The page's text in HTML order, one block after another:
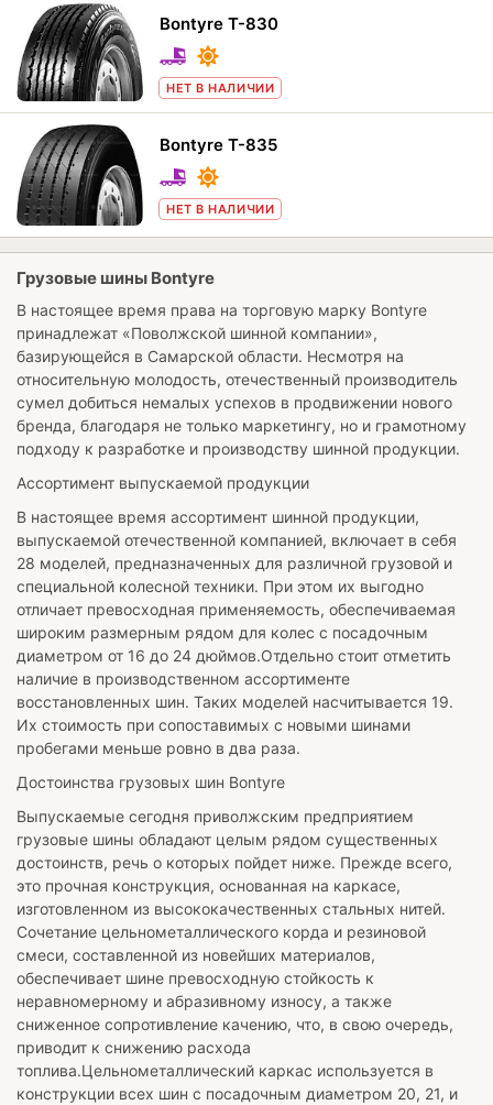
Bontyre T-830
НЕТ В НАЛИЧИИ
Bontyre T-835
НЕТ В НАЛИЧИИ
Грузовые шины Bontyre
В настоящее время права на торговую марку Bontyre
принадлежат «Поволжской шинной компании»,
базирующейся в Самарской области. Несмотря на
относительную молодость, отечественный производитель
сумел добиться немалых успехов в продвижении нового
бренда, благодаря не только маркетингу, но и грамотному
подходу к разработке и производству шинной продукции.
Ассортимент выпускаемой продукции
В настоящее время ассортимент шинной продукции,
выпускаемой отечественной компанией, включает в себя
28 моделей, предназначенных для различной грузовой и
специальной колесной техники. При этом их выгодно
отличает превосходная применяемость, обеспечиваемая
широким размерным рядом для колес с посадочным
диаметром от 16 до 24 дюймов.Отдельно стоит отметить
наличие в производственном ассортименте
восстановленных шин. Таких моделей насчитывается 19.
Их стоимость при сопоставимых с новыми шинами
пробегами меньше ровно в два раза.
Достоинства грузовых шин Bontyre
Выпускаемые сегодня приволжским предприятием
грузовые шины обладают целым рядом существенных
достоинств, речь о которых пойдет ниже. Прежде всего,
это прочная конструкция, основанная на каркасе,
изготовленном из высококачественных стальных нитей.
Сочетание цельнометаллического корда и резиновой
смеси, составленной из новейших материалов,
обеспечивает шине превосходную стойкость к
неравномерному и абразивному износу, а также
сниженное сопротивление качению, что, в свою очередь,
приводит к снижению расхода
топлива.Цельнометаллический каркас используется в
конструкции всех шин с посадочным диаметром 20, 21, и